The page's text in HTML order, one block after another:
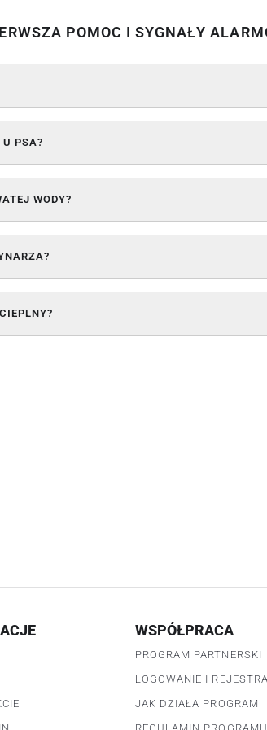
POMOC I SYGNAŁY
U PSA?
WODY?
WSPÓŁPRACA
PROGRAM PARTNERSKI
LOGOWANIE I
JAK DZIAŁA PROGRAM